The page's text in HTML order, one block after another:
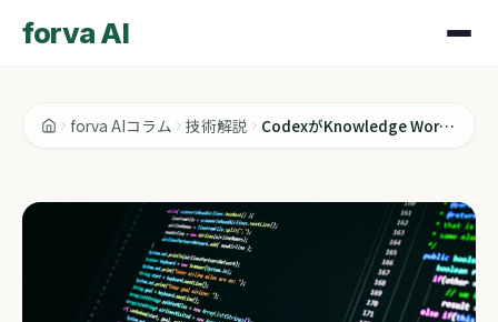
forva AI
forva AIコラム 技術解説 CodexがKnowledge Workに来た話を読んで思ったこと